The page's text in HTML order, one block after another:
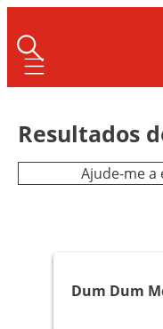
Mobile navigation
Resultados
Ajude-me
Dum Dum